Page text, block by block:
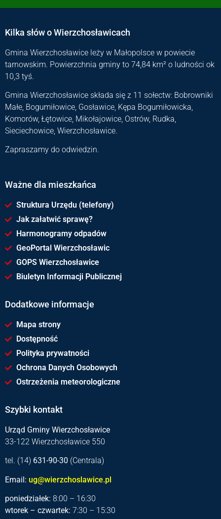
Kilka słów o Wierzchosławicach
Gmina Wierzchosławice leży w Małopolsce w powiecie
tarnowskim. Powierzchnia gminy to 74,84 km² o ludności ok
10,3 tyś.
Gmina Wierzchosławice składa się z 11 sołectw: Bobrowniki
Małe, Bogumiłowice, Gosławice, Kępa Bogumiłowicka,
Komorów, Łętowice, Mikołajowice, Ostrów, Rudka,
Sieciechowice, Wierzchosławice.
Zapraszamy do odwiedzin.
Ważne dla mieszkańca
Struktura Urzędu (telefony)
Jak załatwić sprawę?
Harmonogramy odpadów
GeoPortal Wierzchosławic
GOPS Wierzchosławice
Biuletyn Informacji Publicznej
Dodatkowe informacje
Mapa strony
Dostępność
Polityka prywatności
Ochrona Danych Osobowych
Ostrzeżenia meteorologiczne
Szybki kontakt
Urząd Gminy Wierzchosławice
33-122 Wierzchosławice 550
tel. (14) 631-90-30 (Centrala)
Email: ug@wierzchoslawice.pl
poniedziałek: 8:00 – 16:30
wtorek – czwartek: 7:30 – 15:30